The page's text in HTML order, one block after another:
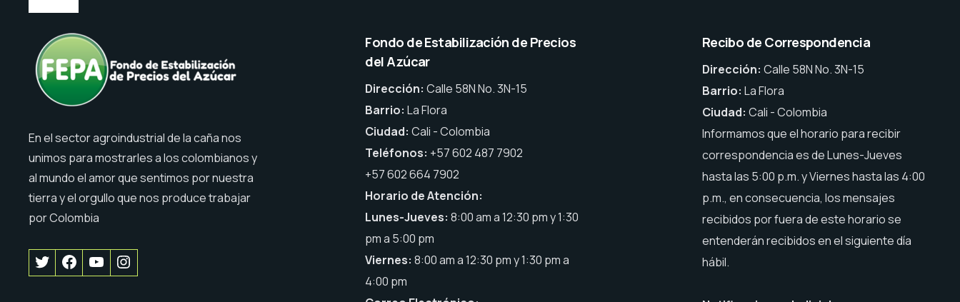
En el sector agroindustrial de la caña nos
unimos para mostrarles a los colombianos y
al mundo el amor que sentimos por nuestra
tierra y el orgullo que nos produce trabajar
por Colombia
Fondo de Estabilización de Precios
del Azúcar
Dirección: Calle 58N No. 3N-15
Barrio: La Flora
Ciudad: Cali - Colombia
Teléfonos: +57 602 487 7902
+57 602 664 7902
Horario de Atención:
Lunes-Jueves: 8:00 am a 12:30 pm y 1:30
pm a 5:00 pm
Viernes: 8:00 am a 12:30 pm y 1:30 pm a
4:00 pm
Recibo de Correspondencia
Dirección: Calle 58N No. 3N-15
Barrio: La Flora
Ciudad: Cali - Colombia
Informamos que el horario para recibir
correspondencia es de Lunes-Jueves
hasta las 5:00 p.m. y Viernes hasta las 4:00
p.m., en consecuencia, los mensajes
recibidos por fuera de este horario se
entenderán recibidos en el siguiente día
hábil.